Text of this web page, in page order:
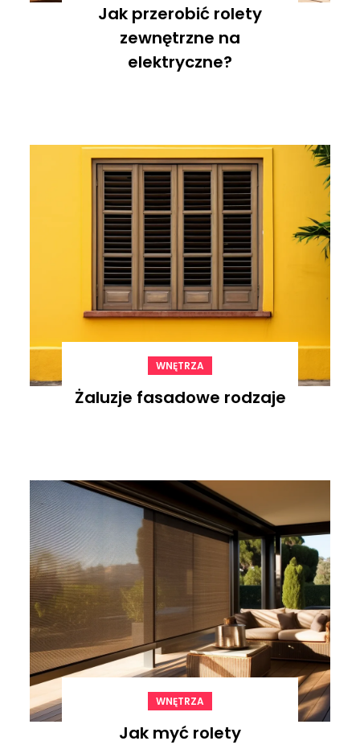
Jak przerobić rolety
zewnętrzne na
elektryczne?
WNĘTRZA
Żaluzje fasadowe rodzaje
WNĘTRZA
Jak myć rolety